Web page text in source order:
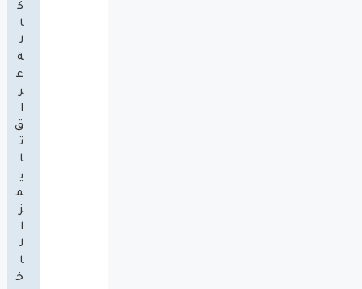
ك
ا
ل
ة
ع
ر
ا
ق
ت
ا
ي
م
ز
ا
ل
ا
خ